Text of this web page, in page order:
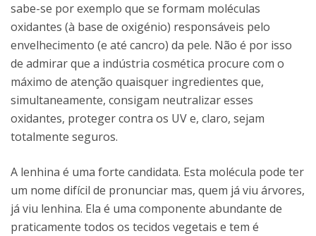
sabe-se por exemplo que se formam moléculas
oxidantes (à base de oxigénio) responsáveis pelo
envelhecimento (e até cancro) da pele. Não é por isso
de admirar que a indústria cosmética procure com o
máximo de atenção quaisquer ingredientes que,
simultaneamente, consigam neutralizar esses
oxidantes, proteger contra os UV e, claro, sejam
totalmente seguros.
A lenhina é uma forte candidata. Esta molécula pode ter
um nome difícil de pronunciar mas, quem já viu árvores,
já viu lenhina. Ela é uma componente abundante de
praticamente todos os tecidos vegetais e tem é